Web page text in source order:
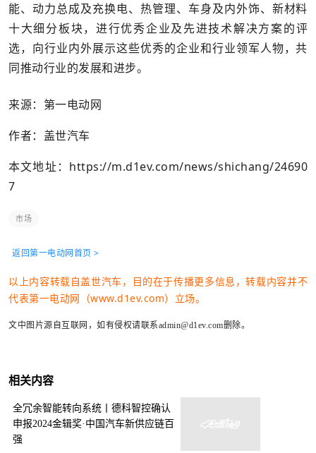
能、动力总成及充换电、热管理、车身及内外饰、新材料
十大细分板块，进行优秀企业及先进技术解决方案的评
选，向行业内外展示这些优秀的企业和行业领军人物，共
同推动行业的发展和进步。
来源：第一电动网
作者：盖世汽车
本文地址： https://m.d1ev.com/news/shichang/24690
7
市场
返回第一电动网首页 >
以上内容转载自盖世汽车，目的在于传播更多信息，转载内容并不
代表第一电动网（www.d1ev.com）立场。
文中图片源自互联网，如有侵权请联系admin@d1ev.com删除。
相关内容
全冗余智能转向系统丨德科智控确认
申报2024金辑奖·中国汽车新供应链百
强